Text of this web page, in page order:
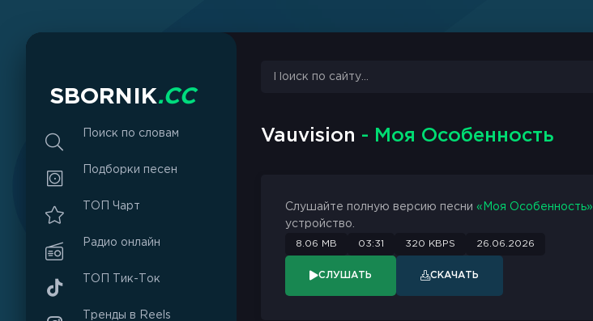
S BO R N K.CC
Vauvision - Моя Особенность
Слушайте полную версию песни «Моя Особенность»
устройство.
8.06 MB 03:31 320 KBPS 26.06.2026
СЛУШАТЬ СКАЧАТЬ
Поиск по словам
Подборки песен
ТОП Чарт
Радио онлайн
ТОП Тик-Ток
Тренды в Reels